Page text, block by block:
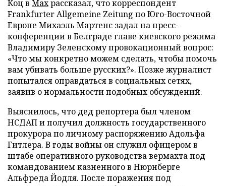
Коц в Махрассказал, что корреспондент
Frankfurter Allgemeine Zeitung по Юго-Восточной
Европе Михаэль Мартенс задал на пресс-
конференции в Белграде главе киевского режима
Владимиру Зеленскому провокационный вопрос:
«Что мы конкретно можем сделать, чтобы помочь
вам убивать больше русских?». Позже журналист
попытался оправдаться в социальных сетях,
заявив о нормальности подобных обсуждений.
Выяснилось, что дед репортера был членом
НСДАП и получил должность государственного
прокурора по личному распоряжению Адольфа
Гитлера. В годы войны он служил офицером в
штабе оперативного руководства вермахта под
командованием казненного в Нюрнберге
Альфреда Йодля. После поражения под